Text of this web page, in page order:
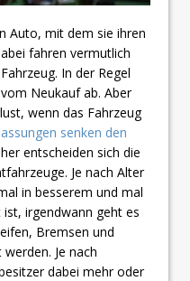
Auto, mit dem sie ihren
fahren vermutlich
In der Regel
Neukauf ab. Aber
wenn das Fahrzeug
senken den
entscheiden sich die
Je nach Alter
in besserem und mal
irgendwann geht es
Bremsen und
Je nach
dabei mehr oder